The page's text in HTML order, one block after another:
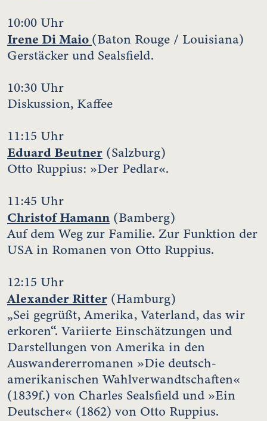
10:00 Uhr
Irene Di Maio (Baton Rouge / Louisiana)
Gerstäcker und Sealsfield.
10:30 Uhr
Diskussion, Kaffee
11:15 Uhr
Eduard Beutner (Salzburg)
Otto Ruppius: »Der Pedlar«.
11:45 Uhr
Christof Hamann (Bamberg)
Auf dem Weg zur Familie. Zur Funktion der
USA in Romanen von Otto Ruppius.
12:15 Uhr
Alexander Ritter (Hamburg)
„Sei gegrüßt, Amerika, Vaterland, das wir
erkoren“. Variierte Einschätzungen und
Darstellungen von Amerika in den
Auswandererromanen »Die deutsch-
amerikanischen Wahlverwandtschaften«
(1839f.) von Charles Sealsfield und »Ein
Deutscher« (1862) von Otto Ruppius.